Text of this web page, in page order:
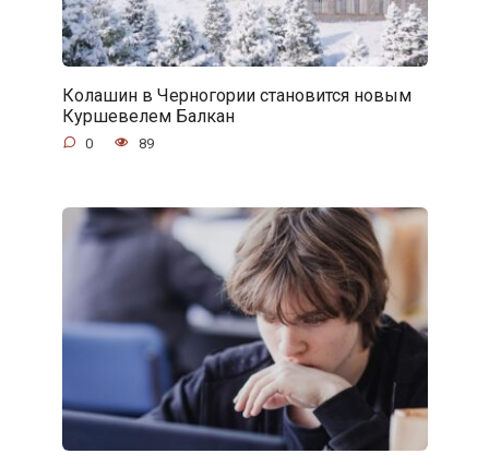
Колашин в Черногории становится новым
Куршевелем Балкан
0 89